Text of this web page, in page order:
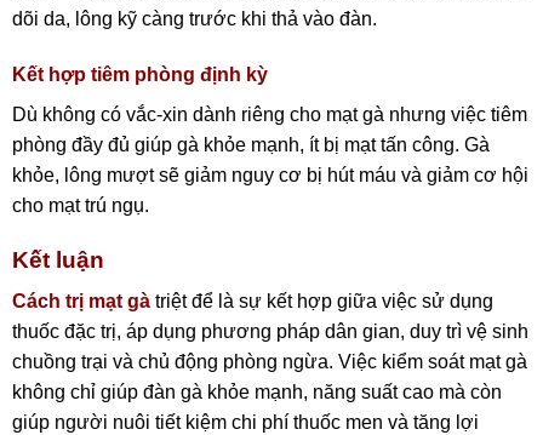
dõi da, lông kỹ càng trước khi thả vào đàn.
Kết hợp tiêm phòng định kỳ
Dù không có vắc-xin dành riêng cho mạt gà nhưng việc tiêm
phòng đầy đủ giúp gà khỏe mạnh, ít bị mạt tấn công. Gà
khỏe, lông mượt sẽ giảm nguy cơ bị hút máu và giảm cơ hội
cho mạt trú ngụ.
Kết luận
Cách trị mạt gà triệt để là sự kết hợp giữa việc sử dụng
thuốc đặc trị, áp dụng phương pháp dân gian, duy trì vệ sinh
chuồng trại và chủ động phòng ngừa. Việc kiểm soát mạt gà
không chỉ giúp đàn gà khỏe mạnh, năng suất cao mà còn
giúp người nuôi tiết kiệm chi phí thuốc men và tăng lợi